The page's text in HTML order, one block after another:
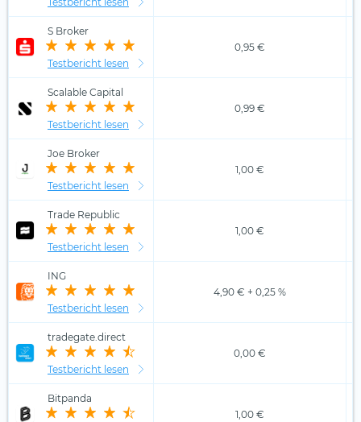
S Broker
Testbericht lesen
0,95 €
Scalable Capital
Testbericht lesen
0,99 €
Joe Broker
Testbericht lesen
1,00 €
Trade Republic
Testbericht lesen
1,00 €
ING
Testbericht lesen
4,90 € + 0,25 %
tradegate.direct
Testbericht lesen
0,00 €
Bitpanda
1,00 €